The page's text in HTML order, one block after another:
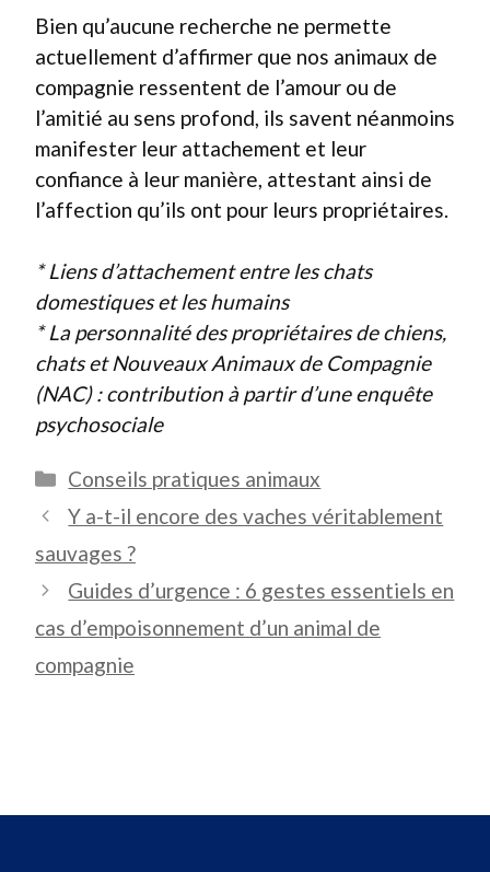
Bien qu’aucune recherche ne permette
actuellement d’affirmer que nos animaux de
compagnie ressentent de l’amour ou de
l’amitié au sens profond, ils savent néanmoins
manifester leur attachement et leur
confiance à leur manière, attestant ainsi de
l’affection qu’ils ont pour leurs propriétaires.
* Liens d’attachement entre les chats
domestiques et les humains
* La personnalité des propriétaires de chiens,
chats et Nouveaux Animaux de Compagnie
(NAC) : contribution à partir d’une enquête
psychosociale
Catégories
Conseils pratiques animaux
Y a-t-il encore des vaches véritablement
sauvages ?
Guides d’urgence : 6 gestes essentiels en
cas d’empoisonnement d’un animal de
compagnie